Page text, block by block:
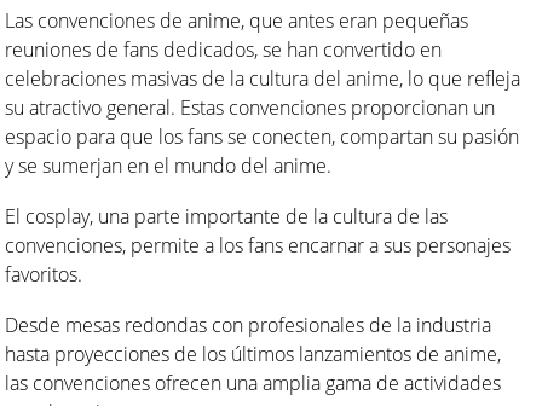
Las convenciones de anime, que antes eran pequeñas
reuniones de fans dedicados, se han convertido en
celebraciones masivas de la cultura del anime, lo que refleja
su atractivo general. Estas convenciones proporcionan un
espacio para que los fans se conecten, compartan su pasión
y se sumerjan en el mundo del anime.
El cosplay, una parte importante de la cultura de las
convenciones, permite a los fans encarnar a sus personajes
favoritos.
Desde mesas redondas con profesionales de la industria
hasta proyecciones de los últimos lanzamientos de anime,
las convenciones ofrecen una amplia gama de actividades